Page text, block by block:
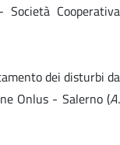
Società Cooperativa
dei disturbi da
Onlus - Salerno (A.